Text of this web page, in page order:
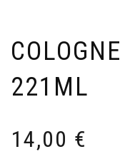
221ML
14,00 €